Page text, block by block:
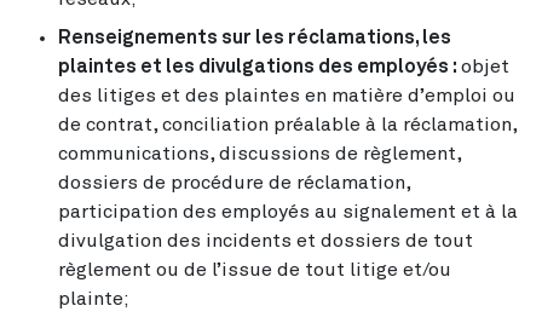
Renseignements sur les réclamations, les
plaintes et les divulgations des employés : objet
des litiges et des plaintes en matière d’emploi ou
de contrat, conciliation préalable à la réclamation,
communications, discussions de règlement,
dossiers de procédure de réclamation,
participation des employés au signalement et à la
divulgation des incidents et dossiers de tout
règlement ou de l’issue de tout litige et/ou
plainte;